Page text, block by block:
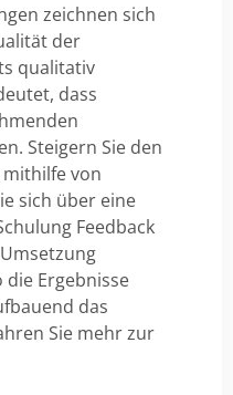
zeichnen sich
der
qualitativ
dass
Steigern Sie den
von
sich über eine
Feedback
Ergebnisse
das
Sie mehr zur